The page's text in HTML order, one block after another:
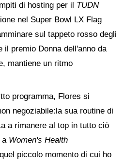
di hosting per il TUDN
nel Super Bowl LX Flag
sul tappeto rosso degli
il premio Donna dell'anno da
mantiene un ritmo
programma, Flores si
negoziabile:la sua routine di
a rimanere al top in tutto ciò
a Women's Health
piccolo momento di cui ho